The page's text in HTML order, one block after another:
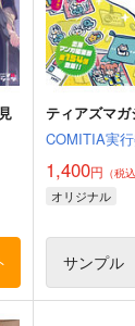
ティアズマガ
COMITIA実
1,400円 （税込
オリジナル
サンプル